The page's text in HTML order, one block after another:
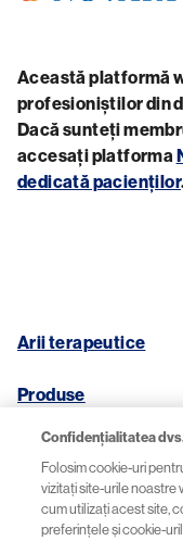
Această platformă
profesioniștilor din
Dacă sunteți
accesați platforma
dedicată pacienților
Arii terapeutice
Produse
Contact
Confidențialitatea
Folosim cookie-uri
vizitați site-urile noastre
cum utilizați acest site,
preferințele și cookie-